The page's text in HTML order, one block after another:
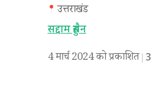
उत्तराखंड
सद्दाम हुसैन
4 मार्च 2024 को प्रकाशित 3